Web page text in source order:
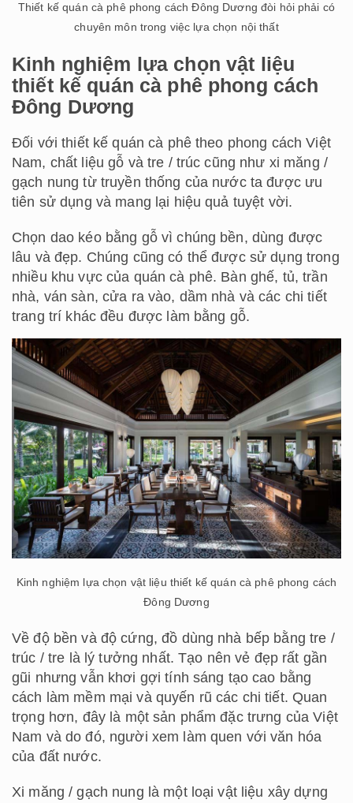
Thiết kế quán cà phê phong cách Đông Dương đòi hỏi phải có
chuyên môn trong việc lựa chọn nội thất
Kinh nghiệm lựa chọn vật liệu
thiết kế quán cà phê phong cách
Đông Dương
Đối với thiết kế quán cà phê theo phong cách Việt
Nam, chất liệu gỗ và tre / trúc cũng như xi măng /
gạch nung từ truyền thống của nước ta được ưu
tiên sử dụng và mang lại hiệu quả tuyệt vời.
Chọn dao kéo bằng gỗ vì chúng bền, dùng được
lâu và đẹp. Chúng cũng có thể được sử dụng trong
nhiều khu vực của quán cà phê. Bàn ghế, tủ, trần
nhà, ván sàn, cửa ra vào, dầm nhà và các chi tiết
trang trí khác đều được làm bằng gỗ.
Kinh nghiệm lựa chọn vật liệu thiết kế quán cà phê phong cách
Đông Dương
Về độ bền và độ cứng, đồ dùng nhà bếp bằng tre /
trúc / tre là lý tưởng nhất. Tạo nên vẻ đẹp rất gần
gũi nhưng vẫn khơi gợi tính sáng tạo cao bằng
cách làm mềm mại và quyến rũ các chi tiết. Quan
trọng hơn, đây là một sản phẩm đặc trưng của Việt
Nam và do đó, người xem làm quen với văn hóa
của đất nước.
Xi măng / gạch nung là một loại vật liệu xây dựng